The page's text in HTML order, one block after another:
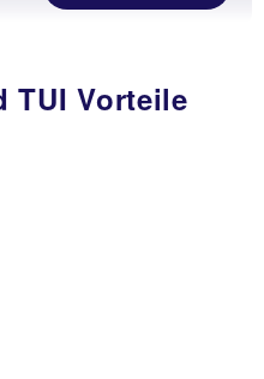
TUI Vorteile